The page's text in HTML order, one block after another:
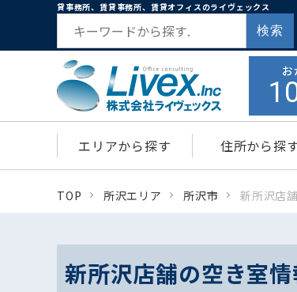
貸事務所、賃貸事務所、賃貸オフィスのライヴェックス
検索
お
エリアから探す 住所から探
TOP 所沢エリア 所沢市 新所沢店舗
新所沢店舗の空き室